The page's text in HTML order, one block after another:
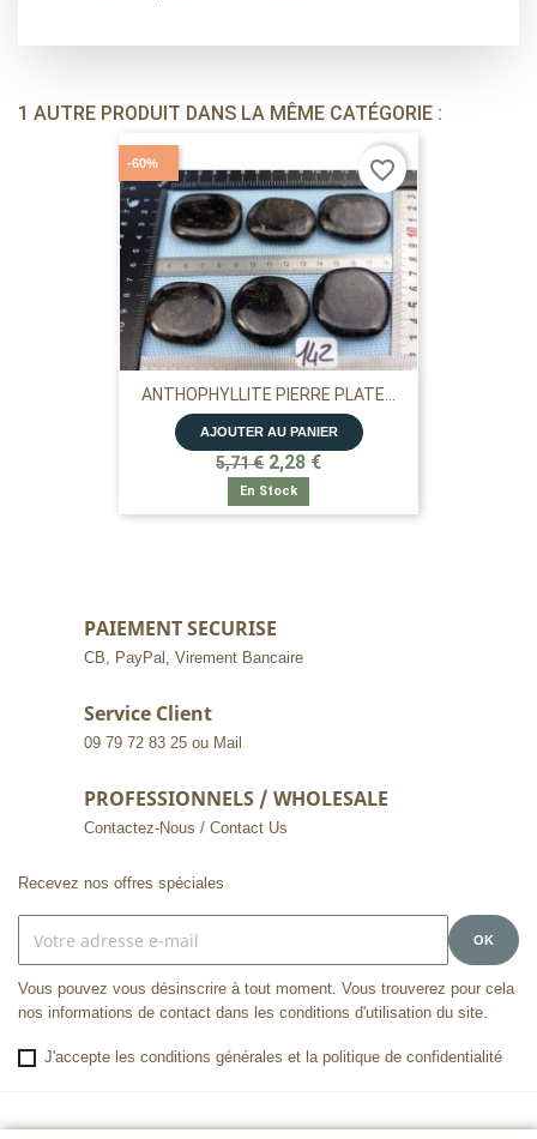
1 AUTRE PRODUIT DANS LA MÊME CATÉGORIE :
ANTHOPHYLLITE PIERRE PLATE...
AJOUTER AU PANIER
5,71 € 2,28 €
En Stock
-60% favorite_border
PAIEMENT SECURISE
CB, PayPal, Virement Bancaire
Service Client
09 79 72 83 25 ou Mail
PROFESSIONNELS / WHOLESALE
Contactez-Nous / Contact Us
Recevez nos offres spéciales
Vous pouvez vous désinscrire à tout moment. Vous trouverez pour cela
nos informations de contact dans les conditions d'utilisation du site.
J'accepte les conditions générales et la politique de confidentialité